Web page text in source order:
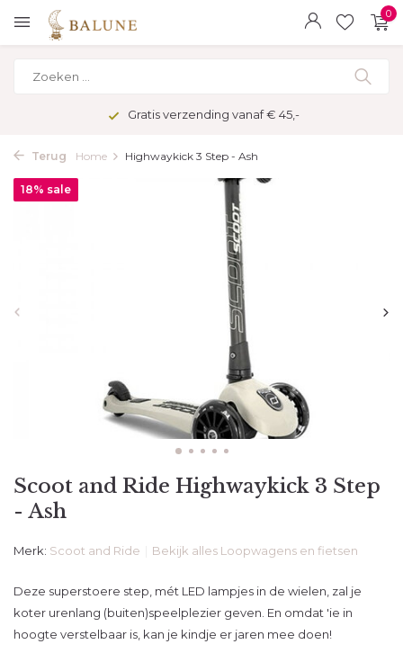
0
Gratis verzending vanaf € 45,-
Terug Home Highwaykick 3 Step - Ash
Scoot and Ride Highwaykick 3 Step
- Ash
18% sale
Merk: Scoot and Ride Bekijk alles Loopwagens en fietsen
Deze superstoere step, mét LED lampjes in de wielen, zal je
koter urenlang (buiten)speelplezier geven. En omdat 'ie in
hoogte verstelbaar is, kan je kindje er jaren mee doen!